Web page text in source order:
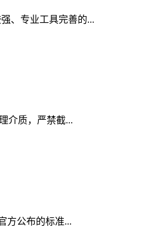
、专业工具完善的...
介质，严禁截...
方公布的标准...